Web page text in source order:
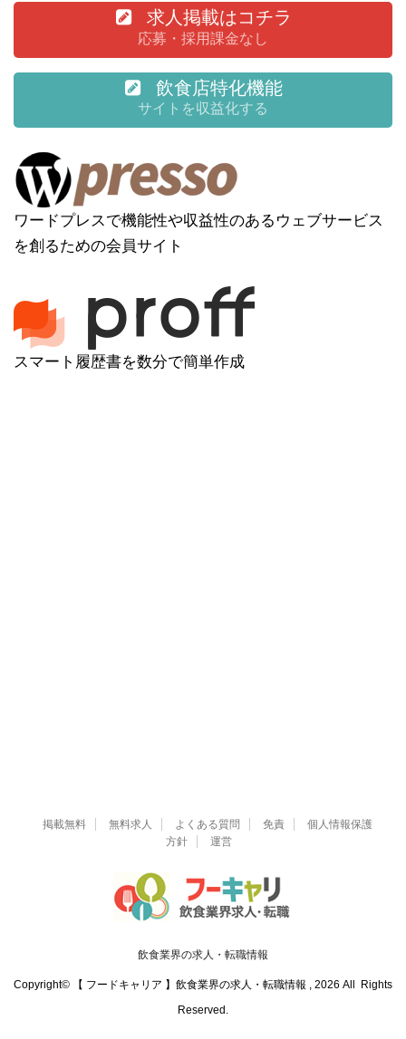
求人掲載はコチラ
応募・採用課金なし
飲食店特化機能
サイトを収益化する
ワードプレスで機能性や収益性のあるウェブサービス
を創るための会員サイト
スマート履歴書を数分で簡単作成
掲載無料 無料求人 よくある質問 免責
個人情報保護
方針
運営
飲食業界の求人・転職情報
Copyright© 【 フードキャリア 】飲食業界の求人・転職情報 , 2026 All Rights
Reserved.